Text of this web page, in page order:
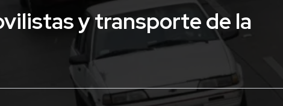
y transporte de la